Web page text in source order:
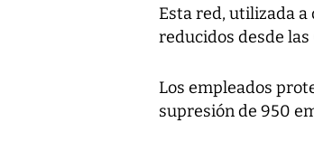
Esta red, utilizada
reducidos desde las
Los empleados
supresión de 950